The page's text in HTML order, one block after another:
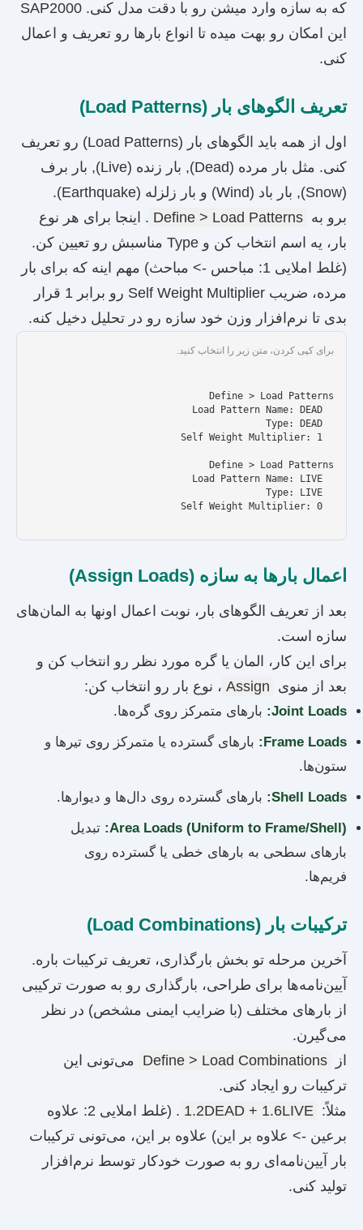
که به سازه وارد میشن رو با دقت مدل کنی. SAP2000
این امکان رو بهت میده تا انواع بارها رو تعریف و اعمال
کنی.
تعریف الگوهای بار (Load Patterns)
اول از همه باید الگوهای بار (Load Patterns) رو تعریف
کنی. مثل بار مرده (Dead), بار زنده (Live), بار برف
(Snow), بار باد (Wind) و بار زلزله (Earthquake).
برو به Define > Load Patterns . اینجا برای هر نوع
بار، یه اسم انتخاب کن و Type مناسبش رو تعیین کن.
(غلط املایی 1: مباحس -> مباحث) مهم اینه که برای بار
مرده، ضریب Self Weight Multiplier رو برابر 1 قرار
بدی تا نرم‌افزار وزن خود سازه رو در تحلیل دخیل کنه.
برای کپی کردن، متن زیر را انتخاب کنید.
اعمال بارها به سازه (Assign Loads)
بعد از تعریف الگوهای بار، نوبت اعمال اونها به المان‌های
سازه است.
برای این کار، المان یا گره مورد نظر رو انتخاب کن و
بعد از منوی Assign ، نوع بار رو انتخاب کن:
Joint Loads:
بارهای متمرکز روی گره‌ها.
Frame Loads:
بارهای گسترده یا متمرکز روی تیرها و
ستون‌ها.
Shell Loads:
بارهای گسترده روی دال‌ها و دیوارها.
Area Loads (Uniform to Frame/Shell): تبدیل
بارهای سطحی به بارهای خطی یا گسترده روی
فریم‌ها.
ترکیبات بار (Load Combinations)
آخرین مرحله تو بخش بارگذاری، تعریف ترکیبات باره.
آیین‌نامه‌ها برای طراحی، بارگذاری رو به صورت ترکیبی
از بارهای مختلف (با ضرایب ایمنی مشخص) در نظر
می‌گیرن.
از
Define > Load Combinations می‌تونی این
ترکیبات رو ایجاد کنی.
مثلاً: 1.2DEAD + 1.6LIVE
. (غلط املایی 2: علاوه
برعین -> علاوه بر این) علاوه بر این، می‌تونی ترکیبات
بار آیین‌نامه‌ای رو به صورت خودکار توسط نرم‌افزار
تولید کنی.